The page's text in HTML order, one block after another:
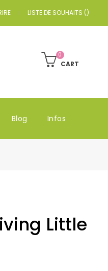
LISTE DE SOUHAITS ()
0
CART
Blog Infos
Little